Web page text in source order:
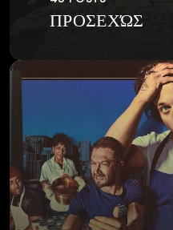
ΠΡΟΣΕΧΏΣ